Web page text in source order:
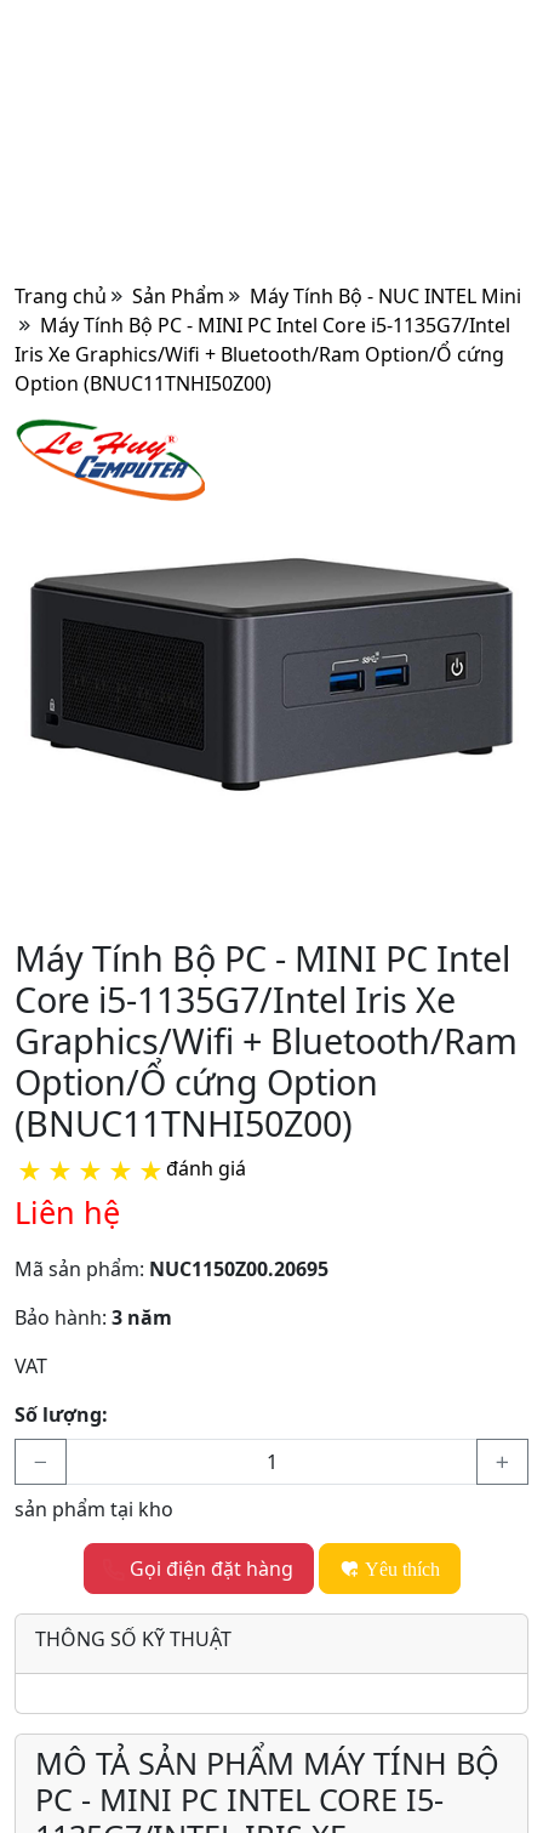
Trang chủ Sản Phẩm
Máy Tính Bộ - NUC INTEL Mini
Máy Tính Bộ PC - MINI PC Intel Core i5-1135G7/Intel
Iris Xe Graphics/Wifi + Bluetooth/Ram Option/Ổ cứng
Option (BNUC11TNHI50Z00)
Máy Tính Bộ PC - MINI PC Intel
Core i5-1135G7/Intel Iris Xe
Graphics/Wifi + Bluetooth/Ram
Option/Ổ cứng Option
(BNUC11TNHI50Z00)
★ ★ ★ ★ ★đánh giá
Liên hệ
Mã sản phẩm: NUC1150Z00.20695
Bảo hành: 3 năm
VAT
Số lượng:
sản phẩm tại kho
Gọi điện đặt hàng Yêu thích
THÔNG SỐ KỸ THUẬT
MÔ TẢ SẢN PHẨM MÁY TÍNH BỘ
PC - MINI PC INTEL CORE I5-